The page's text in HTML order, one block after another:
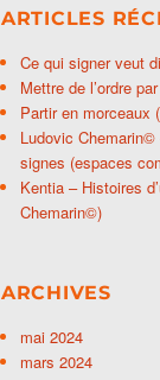
ARTICLES
Ce qui signer veut
Mettre de l’ordre
Partir en morceaux
Ludovic
signes (espaces
Kentia – Histoires
Chemarin©)
ARCHIVES
mai 2024
mars 2024